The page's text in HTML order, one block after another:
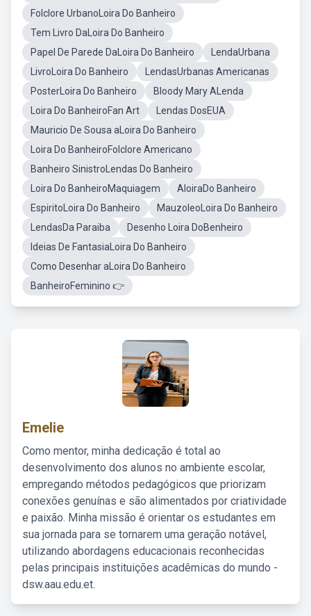
Folclore UrbanoLoira Do Banheiro
Tem Livro DaLoira Do Banheiro
Papel De Parede DaLoira Do Banheiro
LendaUrbana
LivroLoira Do Banheiro
LendasUrbanas Americanas
PosterLoira Do Banheiro
Bloody Mary ALenda
Loira Do BanheiroFan Art
Lendas DosEUA
Mauricio De Sousa aLoira Do Banheiro
Loira Do BanheiroFolclore Americano
Banheiro SinistroLendas Do Banheiro
Loira Do BanheiroMaquiagem
AloiraDo Banheiro
EspiritoLoira Do Banheiro
MauzoleoLoira Do Banheiro
LendasDa Paraiba
Desenho Loira DoBenheiro
Ideias De FantasiaLoira Do Banheiro
Como Desenhar aLoira Do Banheiro
BanheiroFeminino 👉
Emelie
Como mentor, minha dedicação é total ao
desenvolvimento dos alunos no ambiente escolar,
empregando métodos pedagógicos que priorizam
conexões genuínas e são alimentados por criatividade
e paixão. Minha missão é orientar os estudantes em
sua jornada para se tornarem uma geração notável,
utilizando abordagens educacionais reconhecidas
pelas principais instituições acadêmicas do mundo -
dsw.aau.edu.et.